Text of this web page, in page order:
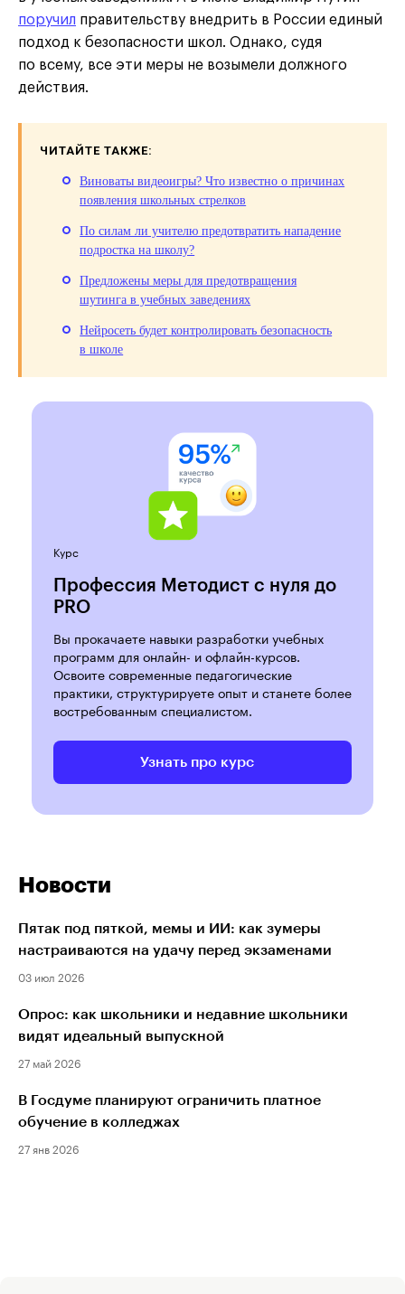
поручил правительству внедрить в России единый
подход к безопасности школ. Однако, судя
по всему, все эти меры не возымели должного
действия.
ЧИТАЙТЕ ТАКЖЕ:
Виноваты видеоигры? Что известно о причинах
появления школьных стрелков
По силам ли учителю предотвратить нападение
подростка на школу?
Предложены меры для предотвращения
шутинга в учебных заведениях
Нейросеть будет контролировать безопасность
в школе
Курс
Профессия Методист с нуля до
PRO
Вы прокачаете навыки разработки учебных
программ для онлайн- и офлайн-курсов.
Освоите современные педагогические
практики, структурируете опыт и станете более
востребованным специалистом.
Узнать про курс
Новости
Пятак под пяткой, мемы и ИИ: как зумеры
настраиваются на удачу перед экзаменами
03 июл 2026
Опрос: как школьники и недавние школьники
видят идеальный выпускной
27 май 2026
В Госдуме планируют ограничить платное
обучение в колледжах
27 янв 2026